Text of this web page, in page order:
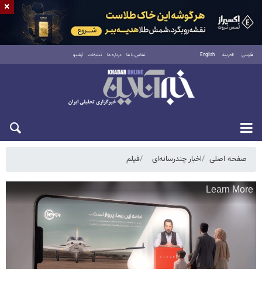
فارسی العربية English تماس با ما درباره ما تبلیغات آرشیو
جمعه ۱۶ مرداد ۱۴۰۵
صفحه اصلی اخبار چندرسانه‌ای فیلم
×